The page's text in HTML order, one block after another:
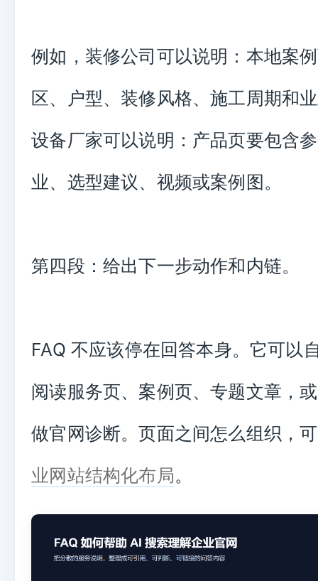
例如，装修公司可以说明：本地案
区、户型、装修风格、施工周期和
设备厂家可以说明：产品页要包含
业、选型建议、视频或案例图。
第四段：给出下一步动作和内链。
FAQ 不应该停在回答本身。它可以
阅读服务页、案例页、专题文章，
做官网诊断。页面之间怎么组织，
业网站结构化布局。